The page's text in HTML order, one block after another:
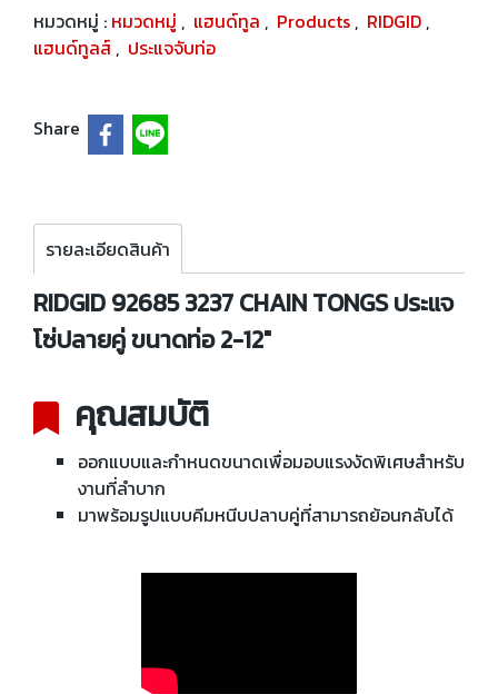
หมวดหมู่ : หมวดหมู่ , แฮนด์ทูล , Products , RIDGID ,
แฮนด์ทูลส์ , ประแจจับท่อ
Share
รายละเอียดสินค้า
RIDGID 92685 3237 CHAIN TONGS ประแจ
โซ่ปลายคู่ ขนาดท่อ 2-12"
คุณสมบัติ
ออกแบบและกำหนดขนาดเพื่อมอบแรงงัดพิเศษสำหรับ
งานที่ลำบาก
มาพร้อมรูปแบบคีมหนีบปลาบคู่ที่สามารถย้อนกลับได้